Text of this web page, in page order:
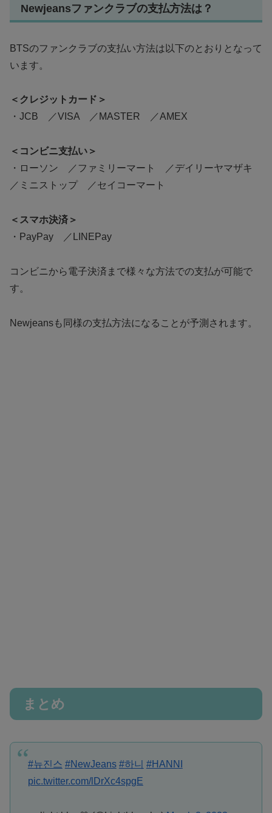
Newjeansファンクラブの支払方法は？
BTSのファンクラブの支払い方法は以下のとおりとなって
います。
＜クレジットカード＞
・JCB ／VISA ／MASTER ／AMEX
＜コンビニ支払い＞
・ローソン ／ファミリーマート ／デイリーヤマザキ
／ミニストップ ／セイコーマート
＜スマホ決済＞
・PayPay ／LINEPay
コンビニから電子決済まで様々な方法での支払が可能で
す。
Newjeansも同様の支払方法になることが予測されます。
まとめ
#뉴진스 #NewJeans #하니 #HANNI
pic.twitter.com/lDrXc4spgE